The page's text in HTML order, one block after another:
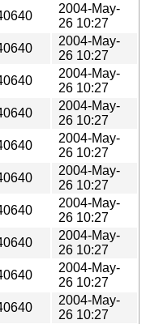
2004-May-
26 10:27
2004-May-
26 10:27
2004-May-
26 10:27
2004-May-
26 10:27
2004-May-
26 10:27
2004-May-
26 10:27
2004-May-
26 10:27
2004-May-
26 10:27
2004-May-
26 10:27
2004-May-
26 10:27